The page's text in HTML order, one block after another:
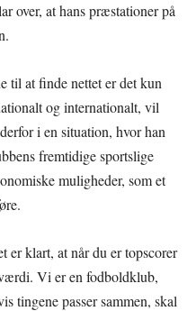
over, at hans præstationer på
til at finde nettet er det kun
og internationalt, vil
i en situation, hvor han
fremtidige sportslige
muligheder, som et
er klart, at når du er topscorer
Vi er en fodboldklub,
tingene passer sammen, skal